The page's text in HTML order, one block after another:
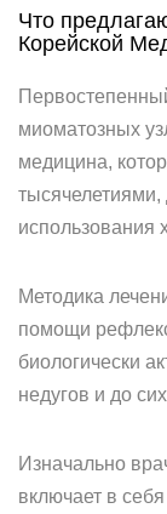
Что
Корейской
миоматозных
медицина,
тысячелетиями,
использования
Методика
помощи
биологически
недугов и до
Изначально
включает в